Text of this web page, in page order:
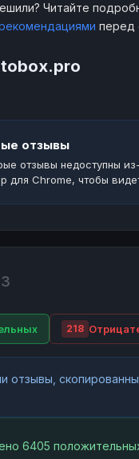
Читайте
перед
отзывы
отзывы недоступны
для Chrome, чтобы
218
отзывы,
6405